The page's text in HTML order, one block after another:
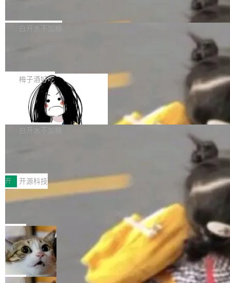
获配9...
题，该问题可能导致在旧版 Linux 内核...
P）！这一里程碑不仅标志着 Fluss 迈入新的发
长期停止内容更新，未能实现其作为“AI版维基百
提交的编辑请求也长期处于待处理状态。 Groki
pedia 于去年底上线，定位为由人工智能生成内
容的百科平台，被马斯克视为传统众包百科网站
维基百科的替代方案。Lawfare 调查发现，无论
热门页面还是低关注度页面，均未出现近期更
白开水不加糖
是这样的：配 MessageSource 的 Bean、写 R
eloadableResourceBundleMessageSource、
声明 LocaleResolver、注册 LocaleChangeInt
erceptor…五六步之后才能看到第一行翻译文
本。 Solon 换了个方式。整个 i18n 模块围绕三
梅子酒好吃
Apache Doris 4.1 全面增强 Iceberg：
支持 UPDATE、MERGE INTO 与 Iceb
erg V3
Apache Doris 4.1 要补齐的，正是缺失的那一
半。在已有查询能力的基础上，Doris 进一步支
常维护操作，并完整支持 Iceberg V3 格式。
白开水不加糖
村国家自主创新示范区会议中心开幕。本届大会
由中关村智联软件服务业质量创新联盟主办，以
“智构可信·质创未来——AI原生时代的质量新范
式”为主题，直面AI从实验室走向规模化产业落地
的核心质量命题。会上，《2026智能研发生产力
工具选型手册》发布，Testin云测的Testin XAge
nt智能测试系统入选AI测试领域代表产品。对CI
O而言，这提示了一个转变：AI测试正在从效率
工具升级为企业的质量基础设施。 CIO面对的新
开 开源科技
让非法状态不可表示：一篇关于 ADT
有一种东西，一旦用过就回不去了。Alex Fedos
eev 管它叫"软件设计的基石"。 他说的东西不新
鲜——代数数据类型（ADT），尤其是和类型
（sum type）。但他说清楚了一件事：这不是类
型系统的学术体操，是日常编码的思维方式。 文
章从一个简单的例子切入。一个网站的深色主题
局
Cloudflare 开源内部企业 AI 平台 Clou
dflare OS
Cloudflare 发布了一个开源项目 Cloudflare O
S。如果你只看官方博客，你会觉得这是又一